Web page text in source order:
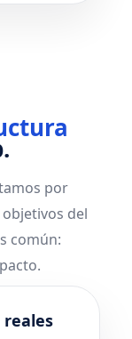
por
del
común:
reales